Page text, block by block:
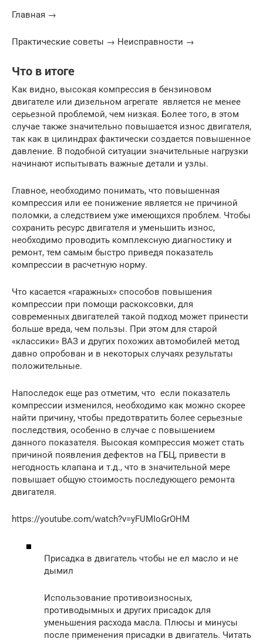
Главная →
Практические советы → Неисправности →
Что в итоге
Как видно, высокая компрессия в бензиновом
двигателе или дизельном агрегате является не менее
серьезной проблемой, чем низкая. Более того, в этом
случае также значительно повышается износ двигателя,
так как в цилиндрах фактически создается повышенное
давление. В подобной ситуации значительные нагрузки
начинают испытывать важные детали и узлы.
Главное, необходимо понимать, что повышенная
компрессия или ее понижение является не причиной
поломки, а следствием уже имеющихся проблем. Чтобы
сохранить ресурс двигателя и уменьшить износ,
необходимо проводить комплексную диагностику и
ремонт, тем самым быстро приведя показатель
компрессии в расчетную норму.
Что касается «гаражных» способов повышения
компрессии при помощи раскоксовки, для
современных двигателей такой подход может принести
больше вреда, чем пользы. При этом для старой
«классики» ВАЗ и других похожих автомобилей метод
давно опробован и в некоторых случаях результаты
положительные.
Напоследок еще раз отметим, что если показатель
компрессии изменился, необходимо как можно скорее
найти причину, чтобы предотвратить более серьезные
последствия, особенно в случае с повышением
данного показателя. Высокая компрессия может стать
причиной появления дефектов на ГБЦ, привести в
негодность клапана и т.д., что в значительной мере
повышает общую стоимость последующего ремонта
двигателя.
https://youtube.com/watch?v=yFUMIoGrOHM
Присадка в двигатель чтобы не ел масло и не
дымил
Использование противоизносных,
противодымных и других присадок для
уменьшения расхода масла. Плюсы и минусы
после применения присадки в двигатель. Читать